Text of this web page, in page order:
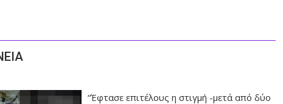
“Έφτασε επιτέλους η στιγμή -μετά από δύο